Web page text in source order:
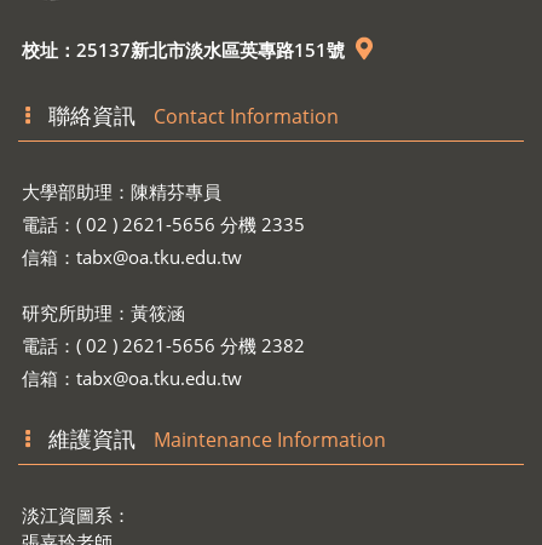
校址：25137新北市淡水區英專路151號
聯絡資訊 Contact Information
大學部助理：陳精芬專員
電話：( 02 ) 2621-5656 分機 2335
信箱： tabx@oa.tku.edu.tw
研究所助理：黃筱涵
電話：( 02 ) 2621-5656 分機 2382
信箱： tabx@oa.tku.edu.tw
維護資訊 Maintenance Information
淡江資圖系：